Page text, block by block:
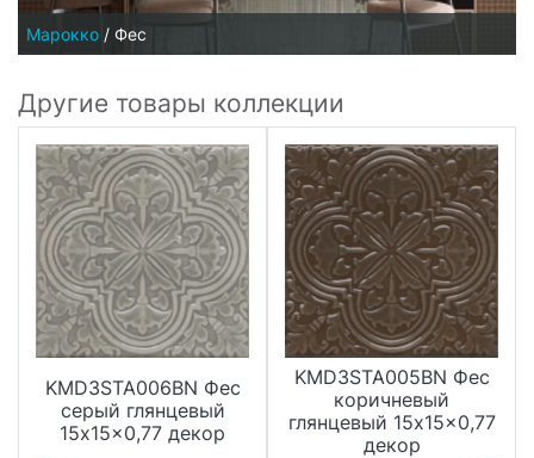
Марокко / Фес
Другие товары коллекции
KMD3STA006BN Фес
серый глянцевый
15x15x0,77 декор
KMD3STA005BN Фес
коричневый
глянцевый 15x15x0,77
декор